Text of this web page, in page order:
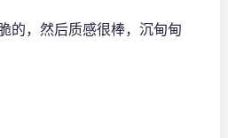
的，然后质感很棒，沉甸甸